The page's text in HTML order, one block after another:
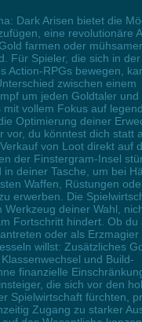
Dark Arisen bietet die
eine revolutionäre
farmen oder
Für Spieler, die sich in
Action-RPGs bewegen,
zwischen einem
um jeden Goldtaler und
mit vollem Fokus auf
Optimierung deiner
vor, du könntest dich statt
von Loot direkt auf
der Finstergram-Insel
deiner Tasche, um bei
Waffen, Rüstungen
erwerben. Die
Werkzeug deiner Wahl,
Fortschritt hindert. Ob du
oder als Erzmagier
willst: Zusätzliches
und Build-
finanzielle
die sich vor den
Spielwirtschaft fürchten,
Zugang zu starker